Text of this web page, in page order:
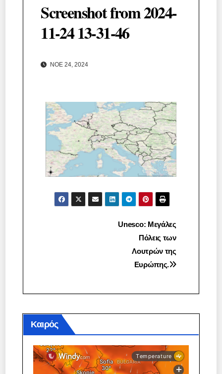
Screenshot from 2024-
11-24 13-31-46
ΝΟΈ 24, 2024
Unesco: Μεγάλες
Πόλεις των
Λουτρών της
Ευρώπης.
Καιρός